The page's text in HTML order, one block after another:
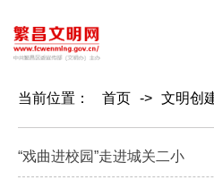
当前位置： 首页 -> 文明创
“戏曲进校园”走进城关二小